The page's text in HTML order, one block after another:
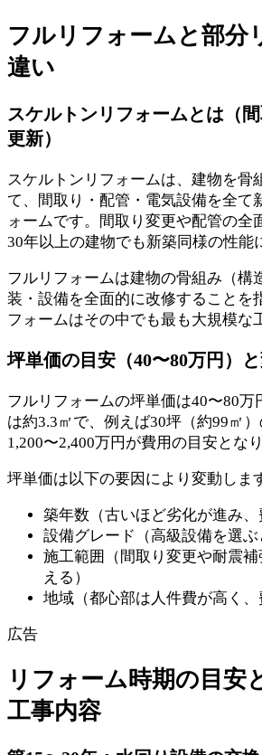
フルリフォームと部分
違い
スケルトンリフォームとは（
更新）
スケルトンリフォームは、建物を骨
て、間取り・配管・電気設備を全て
ォームです。間取り変更や配管の全
30年以上の建物でも新築同様の性能
フルリフォームは建物の骨組み（構
装・設備を全面的に改修することを
フォームはその中でも最も大規模な
坪単価の目安（40〜80万円）
フルリフォームの坪単価は40〜80万
は約3.3㎡で、例えば30坪（約99㎡）
1,200〜2,400万円が費用の目安となり
坪単価は以下の要因により変動しま
築年数（古いほど劣化が進み、
設備グレード（高級設備を選ぶ
施工範囲（間取り変更や耐震
える）
地域（都心部は人件費が高く、
広告
リフォーム時期の目安
工事内容